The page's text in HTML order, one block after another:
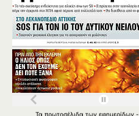
Τα πρωτοσέλιδα των εφημερίδων -